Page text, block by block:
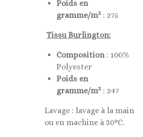
Poids en
gramme/m2 : 275
Tissu Burlington:
Composition: 100%
Polyester
Poids en
gramme/m2 : 247
Lavage : lavage à la main
ou en machine à 30°C.